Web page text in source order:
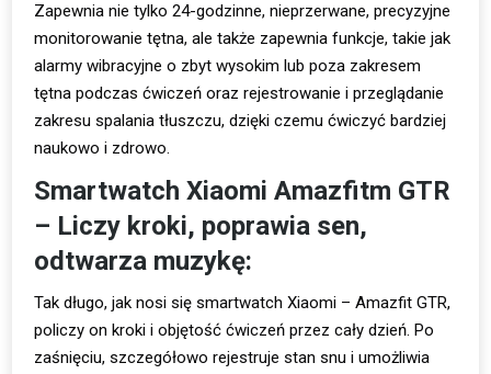
Zapewnia nie tylko 24-godzinne, nieprzerwane, precyzyjne
monitorowanie tętna, ale także zapewnia funkcje, takie jak
alarmy wibracyjne o zbyt wysokim lub poza zakresem
tętna podczas ćwiczeń oraz rejestrowanie i przeglądanie
zakresu spalania tłuszczu, dzięki czemu ćwiczyć bardziej
naukowo i zdrowo.
Smartwatch Xiaomi Amazfitm GTR
– Liczy kroki, poprawia sen,
odtwarza muzykę:
Tak długo, jak nosi się smartwatch Xiaomi – Amazfit GTR,
policzy on kroki i objętość ćwiczeń przez cały dzień. Po
zaśnięciu, szczegółowo rejestruje stan snu i umożliwia